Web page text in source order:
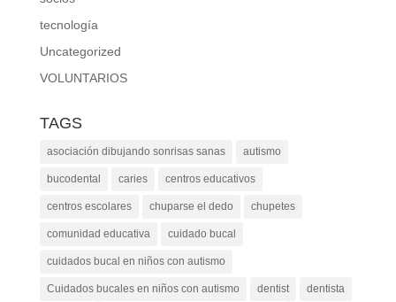
tecnología
Uncategorized
VOLUNTARIOS
TAGS
asociación dibujando sonrisas sanas autismo
bucodental caries centros educativos
centros escolares chuparse el dedo chupetes
comunidad educativa cuidado bucal
cuidados bucal en niños con autismo
Cuidados bucales en niños con autismo dentist dentista